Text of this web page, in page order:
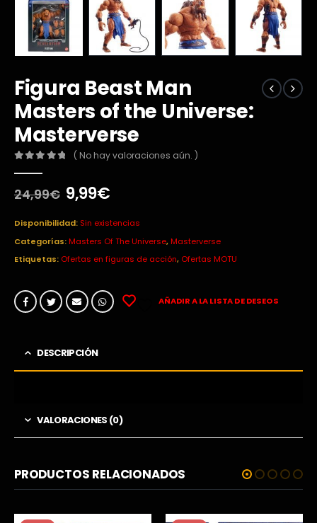
Figura Beast Man
Masters of the Universe:
Masterverse
( No hay valoraciones aún. )
24,99€ El
original
era:
24,99€.
9,99€El
actual
es:
9,99€.
Disponibilidad: Sin existencias
Categorías:Masters Of The Universe,Masterverse
Etiquetas: Ofertas en figuras de acción, Ofertas MOTU
AÑADIR A LA LISTA DE DESEOS
DESCRIPCIÓN
VALORACIONES (0)
PRODUCTOS RELACIONADOS